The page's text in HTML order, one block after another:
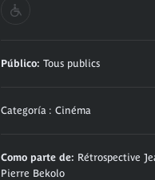
Público: Tous publics
Categoría : Cinéma
Como parte de: Rétrospective
Pierre Bekolo